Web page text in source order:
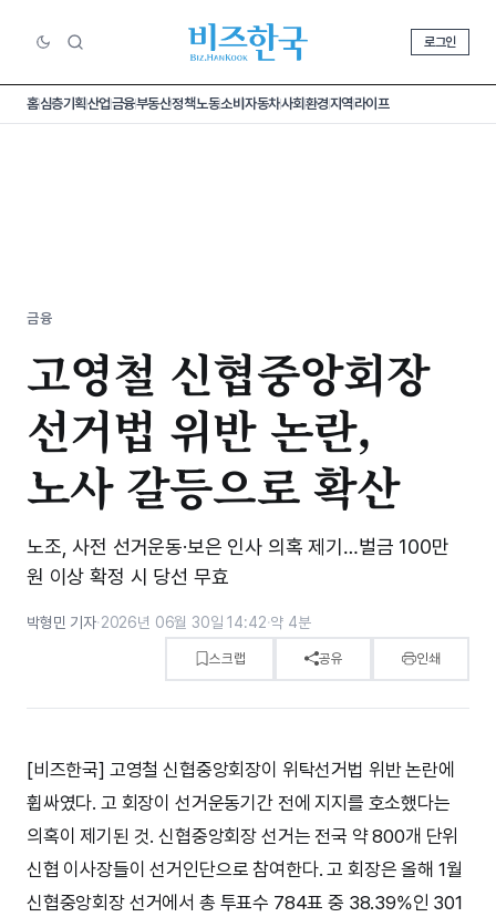
로그인
홈심층기획산업금융부동산정책노동소비 자동차사회환경지역라이프
금융
고영철 신협중앙회장
선거법 위반 논란,
노사 갈등으로 확산
노조, 사전 선거운동·보은 인사 의혹 제기…벌금 100만
원 이상 확정 시 당선 무효
박형민 기자·2026년 06월 30일 14:42·약 4분
스크랩 공유 인쇄
[비즈한국] 고영철 신협중앙회장이 위탁선거법 위반 논란에
휩싸였다. 고 회장이 선거운동기간 전에 지지를 호소했다는
의혹이 제기된 것. 신협중앙회장 선거는 전국 약 800개 단위
신협 이사장들이 선거인단으로 참여한다. 고 회장은 올해 1월
신협중앙회장 선거에서 총 투표수 784표 중 38.39%인 301